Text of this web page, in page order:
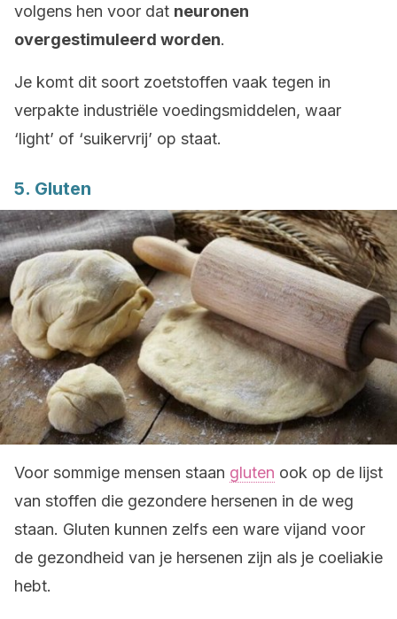
volgens hen voor dat neuronen
overgestimuleerd worden.
Je komt dit soort zoetstoffen vaak tegen in
verpakte industriële voedingsmiddelen, waar
‘light’ of ‘suikervrij’ op staat.
5. Gluten
Voor sommige mensen staan gluten ook op de lijst
van stoffen die gezondere hersenen in de weg
staan. Gluten kunnen zelfs een ware vijand voor
de gezondheid van je hersenen zijn als je coeliakie
hebt.